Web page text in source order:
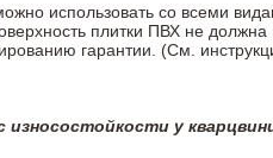
использовать со всеми
плитки ПВХ не
гарантии. (См.
износостойкости у